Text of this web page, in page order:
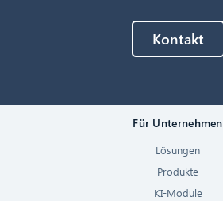
Kontakt
Für Unternehmen
Lösungen
Produkte
KI-Module